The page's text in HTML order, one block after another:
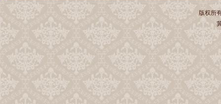
版权所